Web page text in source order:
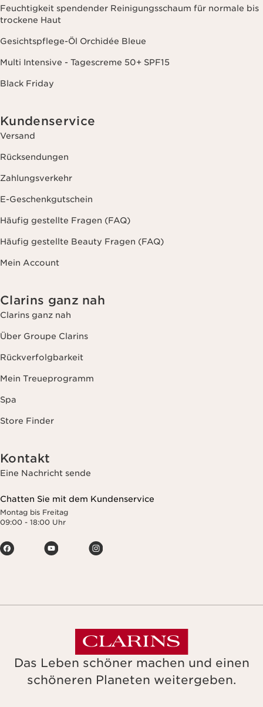
Feuchtigkeit spendender Reinigungsschaum für normale bis
trockene Haut
Gesichtspflege-Öl Orchidée Bleue
Multi Intensive - Tagescreme 50+ SPF15
Black Friday
Kundenservice
Versand
Rücksendungen
Zahlungsverkehr
E-Geschenkgutschein
Häufig gestellte Fragen (FAQ)
Häufig gestellte Beauty Fragen (FAQ)
Mein Account
Clarins ganz nah
Clarins ganz nah
Über Groupe Clarins
Rückverfolgbarkeit
Mein Treueprogramm
Spa
Store Finder
Kontakt
Eine Nachricht sende
Chatten Sie mit dem Kundenservice
Montag bis Freitag
09:00 - 18:00 Uhr
Das Leben schöner machen und einen
schöneren Planeten weitergeben.